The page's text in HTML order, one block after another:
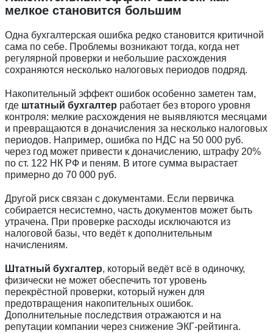
мелкое становится большим
Одна бухгалтерская ошибка редко становится критичной
сама по себе. Проблемы возникают тогда, когда нет
регулярной проверки и небольшие расхождения
сохраняются несколько налоговых периодов подряд.
Накопительный эффект ошибок особенно заметен там,
где штатный бухгалтер работает без второго уровня
контроля: мелкие расхождения не выявляются месяцами
и превращаются в доначисления за несколько налоговых
периодов. Например, ошибка по НДС на 50 000 руб.
через год может привести к доначислению, штрафу 20%
по ст. 122 НК РФ и пеням. В итоге сумма вырастает
примерно до 70 000 руб.
Другой риск связан с документами. Если первичка
собирается несистемно, часть документов может быть
утрачена. При проверке расходы исключаются из
налоговой базы, что ведёт к дополнительным
начислениям.
Штатный бухгалтер, который ведёт всё в одиночку,
физически не может обеспечить тот уровень
перекрёстной проверки, который нужен для
предотвращения накопительных ошибок.
Дополнительные последствия отражаются и на
репутации компании через снижение ЭКГ-рейтинга.